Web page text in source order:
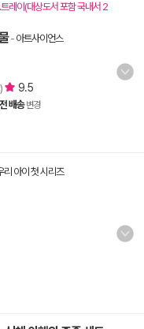
레이(대상도서 포함 국내서 2
- 아트사이언스
9.5
배송 변경
리 아이 첫 시리즈